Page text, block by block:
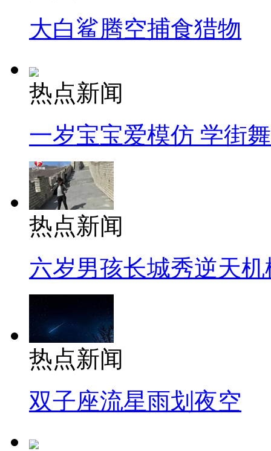
大白鲨腾空捕食猎物
热点新闻
一岁宝宝爱模仿 学街
热点新闻
六岁男孩长城秀逆天机
热点新闻
双子座流星雨划夜空